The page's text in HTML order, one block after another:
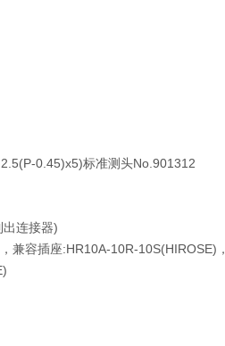
0.45)x5)标准测头No.901312
连接器)
兼容插座:HR10A-10R-10S(HIROSE)，